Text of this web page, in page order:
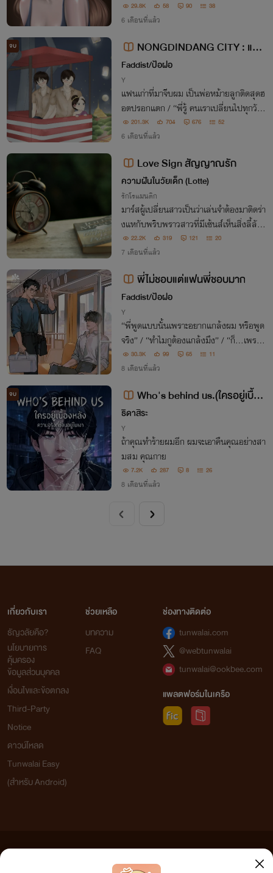
29.8K 58 90 38
6 เดือนที่แล้ว
จบ
NONGDINDANG CITY : แคน
ของพันช่อ [อีบุ๊กพร้อมโหลด]
Faddist/ป้อฝอ
Y
แฟนเก่าที่มาจีบผม เป็นพ่อหม้ายลูกติดสุดฮ
อตปรอกแตก / “พี่รู้ คนเราเปลี่ยนไปทุกวัน
เคยเกลียดก็รักได้ เคยรักก็เกลียดได้” / “แล้ว
ถ้าเกลียดทั้งที่ยังรักล่ะ” / “อยากให้รักต่อไป
201.3K 704 676 52
6 เดือนที่แล้ว
Love Sign สัญญาณรัก
ความฝันในวัยเด็ก (Lotte)
รักโรแมนติก
มาร์สผู้เปลี่ยนสาวเป็นว่าเล่นจำต้องมาติดร่า
งแหกับพริบพราวสาวที่มีเซ้นส์เห็นสิ่งลี้ลับ
ที่คนอื่นมองไม่เห็น จากคนที่ไม่ชอบหน้ากัน
ระยะห่างถูกย่นเข้ามาใกล้ สัญญาณอันตราย
ของหัวใจก็ดังขึ้น
22.2K 319 121 20
7 เดือนที่แล้ว
พี่ไม่ชอบแต่แฟนพี่ชอบมาก
Faddist/ป้อฝอ
Y
“พี่พูดแบบนั้นเพราะอยากแกล้งผม หรือพูด
จริง” / “ทำไมกูต้องแกล้งมึง” / “ก็…เพราะ
ผมน่ารัก” / “มึงน่ารักน่าแกล้ง แต่เรื่องจะจีบ
มึง…กูไม่แกล้ง”
30.3K 99 65 11
8 เดือนที่แล้ว
จบ
Who's behind us.(ใครอยู่เบื้อง
หลัง)
ธิดาสิระ
Y
ถ้าคุณทำร้ายผมอีก ผมจะเอาคืนคุณอย่างสา
มสม คุณกาย
7.2K 287 8 26
8 เดือนที่แล้ว
เกี่ยวกับเรา
ธัญวลัยคือ?
นโยบายการ
คุ้มครอง
ข้อมูลส่วนบุคคล
เงื่อนไขและข้อตกลง
Third-Party
Notice
ดาวน์โหลด
Tunwalai Easy
(สำหรับ Android)
ช่วยเหลือ
บทความ
FAQ
ช่องทางติดต่อ
tunwalai.com
@webtunwalai
tunwalai@ookbee.com
แพลตฟอร์มในเครือ
เว็บไซต์แห่งนี้ไม่ได้เห็นด้วยและไม่ขอรับผิดชอบต่อข้อความใดๆ ทั้งสิ้น ดังนั้นผู้อ่านทุกท่านโปรดใช้